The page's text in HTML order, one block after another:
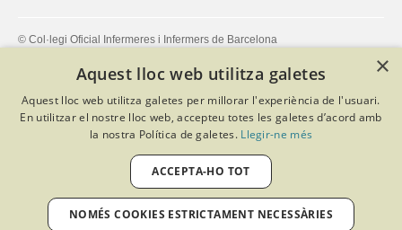
© Col·legi Oficial Infermeres i Infermers de Barcelona
Política de protecció de dades
Política de qualitat
×
Aquest lloc web utilitza galetes
Aquest lloc web utilitza galetes per millorar l'experiència de l'usuari.
En utilitzar el nostre lloc web, accepteu totes les galetes d’acord amb
la nostra Política de galetes. Llegir-ne més
ACCEPTA-HO TOT
NOMÉS COOKIES ESTRICTAMENT NECESSÀRIES